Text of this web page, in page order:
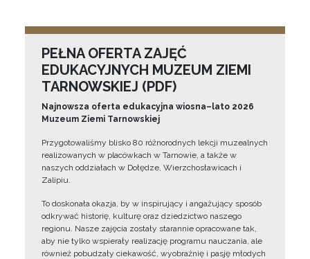
PEŁNA OFERTA ZAJĘĆ
EDUKACYJNYCH MUZEUM ZIEMI
TARNOWSKIEJ (PDF)
Najnowsza oferta edukacyjna wiosna–lato 2026
Muzeum Ziemi Tarnowskiej
Przygotowaliśmy blisko 80 różnorodnych lekcji muzealnych
realizowanych w placówkach w Tarnowie, a także w
naszych oddziałach w Dołędze, Wierzchosławicach i
Zalipiu.
To doskonała okazja, by w inspirujący i angażujący sposób
odkrywać historię, kulturę oraz dziedzictwo naszego
regionu. Nasze zajęcia zostały starannie opracowane tak,
aby nie tylko wspierały realizację programu nauczania, ale
również pobudzały ciekawość, wyobraźnię i pasję młodych